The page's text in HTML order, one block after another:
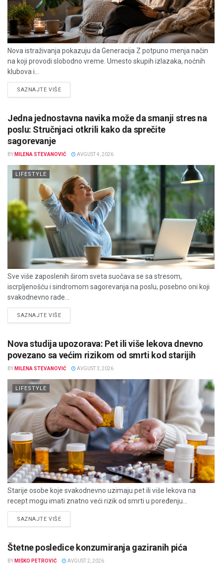
Nova istraživanja pokazuju da Generacija Z potpuno menja način
na koji provodi slobodno vreme. Umesto skupih izlazaka, noćnih
klubova i...
SAZNAJTE VIŠEDETAILS
Jedna jednostavna navika može da smanji stres na
poslu: Stručnjaci otkrili kako da sprečite
sagorevanje
BY MILENA STEVANOVIĆ AVGUST 4, 2026
LIFESTYLE
Sve više zaposlenih širom sveta suočava se sa stresom,
iscrpljenošću i sindromom sagorevanja na poslu, posebno oni koji
svakodnevno rade...
SAZNAJTE VIŠEDETAILS
Nova studija upozorava: Pet ili više lekova dnevno
povezano sa većim rizikom od smrti kod starijih
BY MILENA STEVANOVIĆ AVGUST 3, 2026
LIFESTYLE
Starije osobe koje svakodnevno uzimaju pet ili više lekova na
recept mogu imati znatno veći rizik od smrti u poređenju...
SAZNAJTE VIŠEDETAILS
Štetne posledice konzumiranja gaziranih pića
BY MIŠKO PETROVIĆ AVGUST 2, 2026